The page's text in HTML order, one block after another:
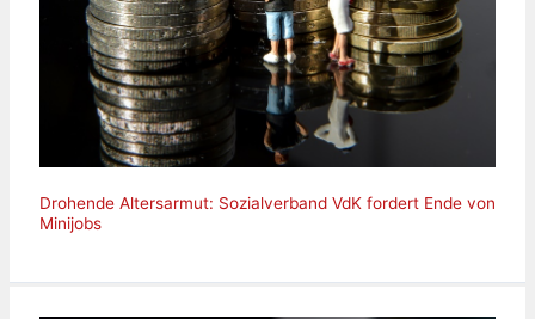
Drohende Altersarmut: Sozialverband VdK fordert Ende von
Minijobs